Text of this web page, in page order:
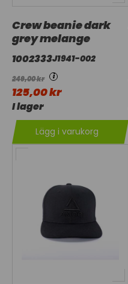
Crew beanie dark
grey melange
1002333J1941-002
249,00 kr i
125,00 kr
I lager
Lägg i varukorg